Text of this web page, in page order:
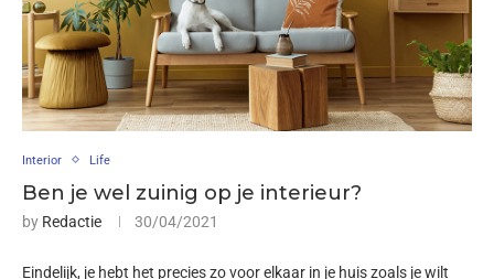
Interior Life
Ben je wel zuinig op je interieur?
by Redactie 30/04/2021
Eindelijk, je hebt het precies zo voor elkaar in je huis zoals je wilt